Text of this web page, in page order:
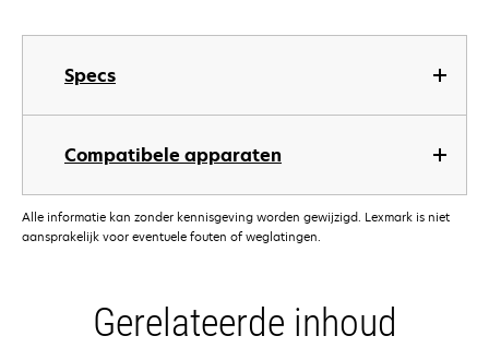
Specs
Compatibele apparaten
Alle informatie kan zonder kennisgeving worden gewijzigd. Lexmark is niet
aansprakelijk voor eventuele fouten of weglatingen.
Gerelateerde inhoud